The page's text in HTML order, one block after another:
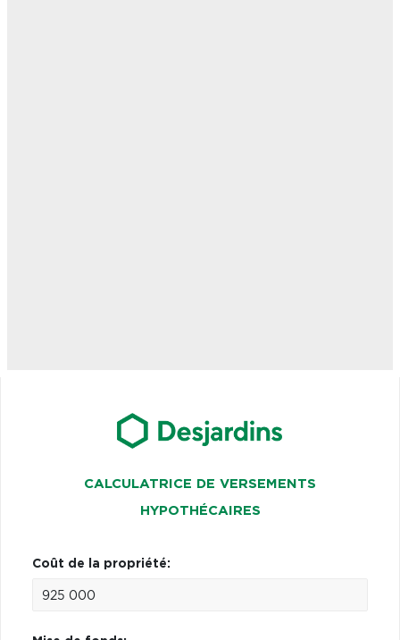
CALCULATRICE DE VERSEMENTS
HYPOTHÉCAIRES
Coût de la propriété: